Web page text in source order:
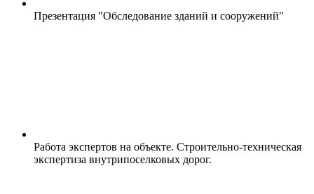
Презентация "Обследование зданий и сооружений"
Работа экспертов на объекте. Строительно-техническая
экспертиза внутрипоселковых дорог.